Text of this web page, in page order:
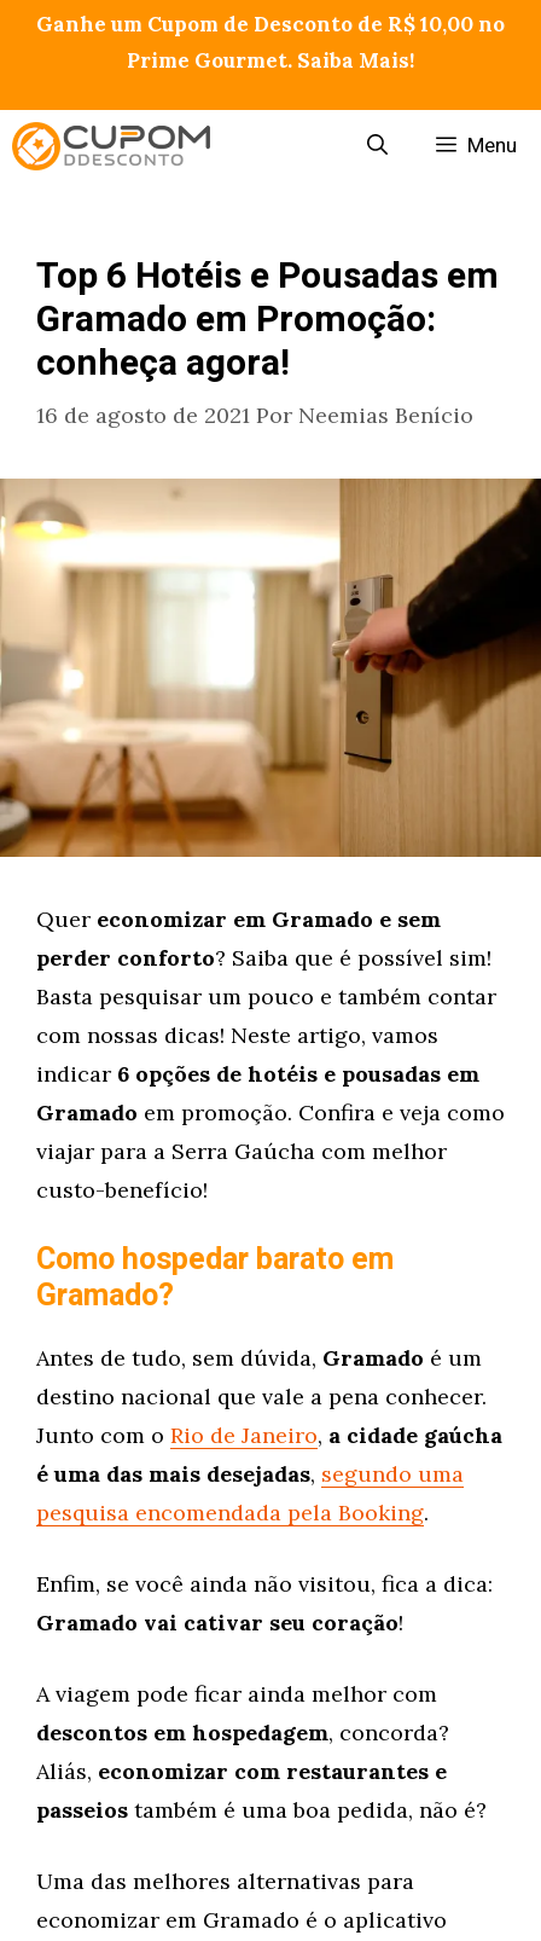
Pular
conteúdo
Ganhe um Cupom de Desconto de R$ 10,00 no
Prime Gourmet. Saiba Mais!
Menu
Top 6 Hotéis e Pousadas em
Gramado em Promoção:
conheça agora!
16 de agosto de 2021 Por Neemias Benício
Quer economizar em Gramado e sem
perder conforto? Saiba que é possível sim!
Basta pesquisar um pouco e também contar
com nossas dicas! Neste artigo, vamos
indicar 6 opções de hotéis e pousadas em
Gramado em promoção. Confira e veja como
viajar para a Serra Gaúcha com melhor
custo-benefício!
Como hospedar barato em
Gramado?
Antes de tudo, sem dúvida, Gramado é um
destino nacional que vale a pena conhecer.
Junto com o Rio de Janeiro, a cidade gaúcha
é uma das mais desejadas, segundo uma
pesquisa encomendada pela Booking.
Enfim, se você ainda não visitou, fica a dica:
Gramado vai cativar seu coração!
A viagem pode ficar ainda melhor com
descontos em hospedagem, concorda?
Aliás, economizar com restaurantes e
passeios também é uma boa pedida, não é?
Uma das melhores alternativas para
economizar em Gramado é o aplicativo